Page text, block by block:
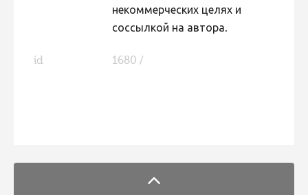
Фотоконкурс 2015
Фотоконкурс 2014
Фотоконкурс 2013
некоммерческих целях и
соссылкой на автора.
id 1680 /